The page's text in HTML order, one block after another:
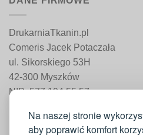
Na naszej stronie
aby poprawić komfort
DrukarniaTkanin.pl
Comeris Jacek Potaczała
ul. Sikorskiego 53H
42-300 Myszków
NIP: 577 194 55 57